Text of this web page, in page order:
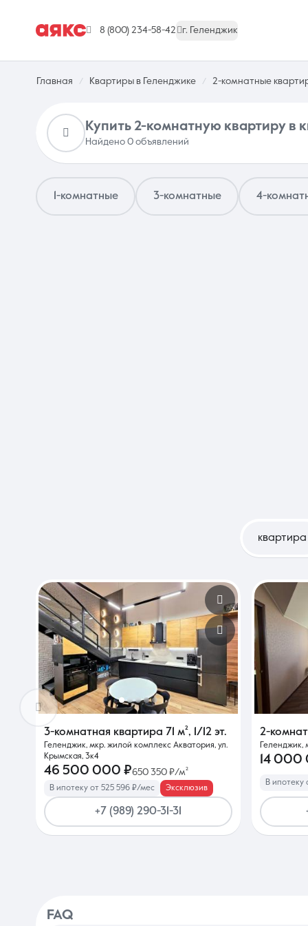
8 (800) 234-58-42 г. Геленджик
Недвижимость
Главная Квартиры в Геленджике 2-комнатные
Купить 2-комнатную квартиру
Найдено 0 объявлений
1-комнатные 3-комнатные 4-
квартира
3-комнатная квартира 71 м², 1/12 эт.
Геленджик, мкр. жилой комплекс Акватория, ул.
Крымская, 3к4
46 500 000 ₽650 350 ₽/м²
В ипотеку от 525 596 ₽/мес Эксклюзив
+7 (989) 290-31-31
2-
Геленджик,
14 000
В ипотеку
FAQ